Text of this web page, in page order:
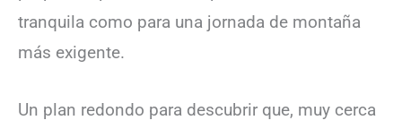
tranquila como para una jornada de montaña
más exigente.
Un plan redondo para descubrir que, muy cerca